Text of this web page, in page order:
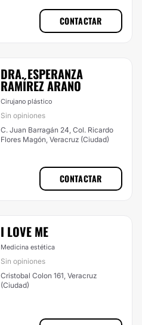
CONTACTAR
DRA. ESPERANZA
RAMÍREZ ARANO
Cirujano plástico
Sin opiniones
C. Juan Barragán 24, Col. Ricardo
Flores Magón, Veracruz (Ciudad)
CONTACTAR
I LOVE ME
Medicina estética
Sin opiniones
Cristobal Colon 161, Veracruz
(Ciudad)